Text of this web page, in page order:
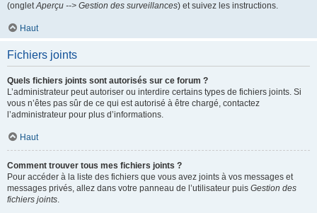
(ongletAperçu --> Gestion des surveillances) et suivez les instructions.
Haut
Fichiers joints
Quels fichiers joints sont autorisés sur ce forum ?
L’administrateur peut autoriser ou interdire certains types de fichiers joints. Si
vous n’êtes pas sûr de ce qui est autorisé à être chargé, contactez
l’administrateur pour plus d’informations.
Haut
Comment trouver tous mes fichiers joints ?
Pour accéder à la liste des fichiers que vous avez joints à vos messages et
messages privés, allez dans votre panneau de l’utilisateur puis Gestion des
fichiers joints.